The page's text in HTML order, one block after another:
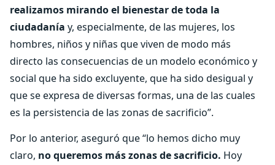
realizamos mirando el bienestar de toda la
ciudadanía y, especialmente, de las mujeres, los
hombres, niños y niñas que viven de modo más
directo las consecuencias de un modelo económico y
social que ha sido excluyente, que ha sido desigual y
que se expresa de diversas formas, una de las cuales
es la persistencia de las zonas de sacrificio”.
Por lo anterior, aseguró que “lo hemos dicho muy
claro, no queremos más zonas de sacrificio. Hoy